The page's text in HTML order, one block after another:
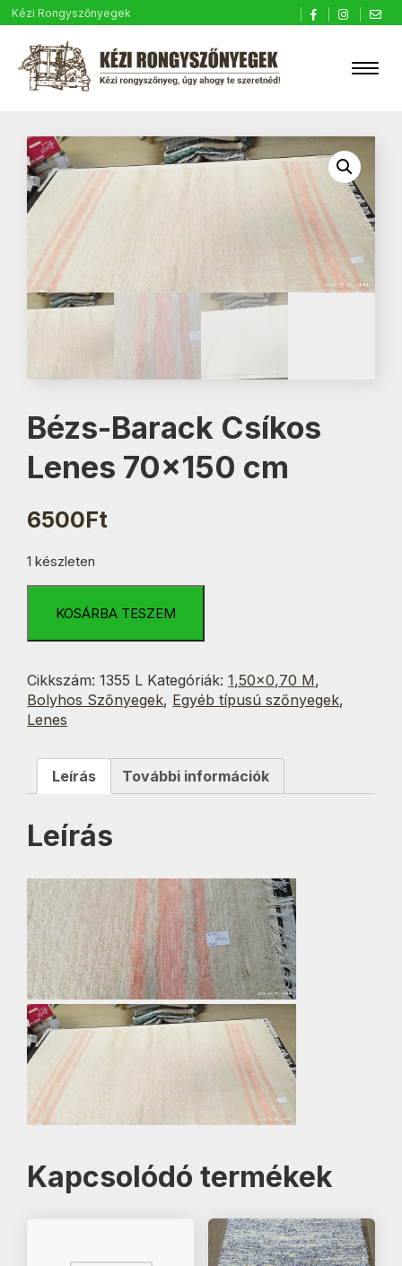
Kézi Rongyszőnyegek
Bézs-Barack Csíkos
Lenes 70×150 cm
6500Ft
1 készleten
Barack
70x150
cm
mennyiség
KOSÁRBA TESZEM
Cikkszám:1355 L Kategóriák:1,50×0,70 M,
Bolyhos Szőnyegek, Egyéb típusú szőnyegek,
Lenes
Leírás További információk
Leírás
Kapcsolódó termékek